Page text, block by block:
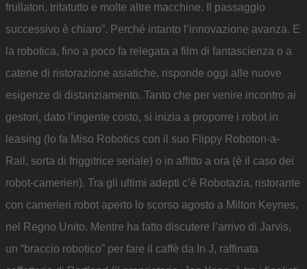
frullatori, tritatutto e molte altre macchine. Il passaggio
successivo è chiaro”. Perché intanto l’innovazione avanza. E
la robotica, fino a poco fa relegata a film di fantascienza o a
catene di ristorazione asiatiche, risponde oggi alle nuove
esigenze di distanziamento. Tanto che per venire incontro ai
gestori, dato l’ingente costo, si inizia a proporre i robot in
leasing (lo fa Miso Robotics con il suo Flippy Roboton-a-
Rail, sorta di friggitrice seriale) o in affitto a ora (è il caso dei
robot-camerieri). Tra gli ultimi adepti c’è Robotazia, ristorante
con camerieri robot aperto lo scorso agosto a Milton Keynes,
nel Regno Unito. Mentre ha fatto discutere l’arrivo di Jarvis,
un “braccio robotico” per fare il caffè da In J, raffinata